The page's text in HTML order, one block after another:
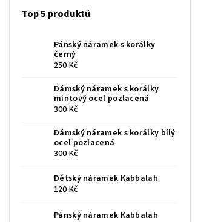
Top 5 produktů
Pánský náramek s korálky
černý
250 Kč
Dámský náramek s korálky
mintový ocel pozlacená
300 Kč
Dámský náramek s korálky bílý
ocel pozlacená
300 Kč
Dětský náramek Kabbalah
120 Kč
Pánský náramek Kabbalah